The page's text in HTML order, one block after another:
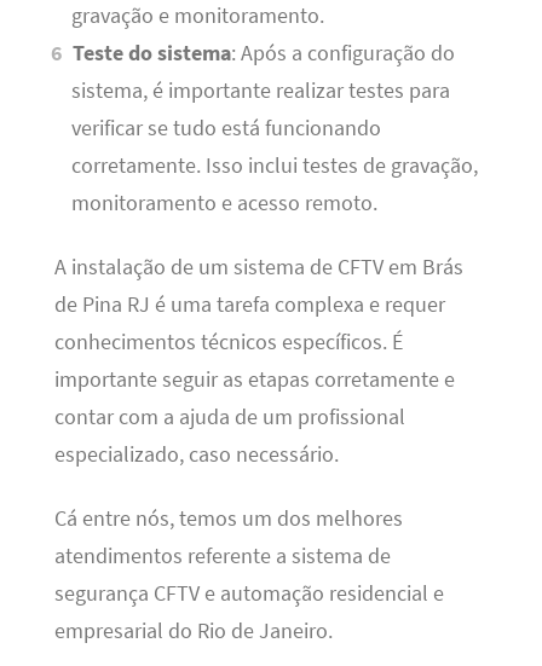
gravação e monitoramento.
Teste do sistema: Após a configuração do
sistema, é importante realizar testes para
verificar se tudo está funcionando
corretamente. Isso inclui testes de gravação,
monitoramento e acesso remoto.
A instalação de um sistema de CFTV em Brás
de Pina RJ é uma tarefa complexa e requer
conhecimentos técnicos específicos. É
importante seguir as etapas corretamente e
contar com a ajuda de um profissional
especializado, caso necessário.
Cá entre nós, temos um dos melhores
atendimentos referente a sistema de
segurança CFTV e automação residencial e
empresarial do Rio de Janeiro.